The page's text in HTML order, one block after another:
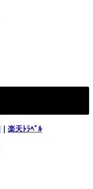
｜ 楽天ﾄﾗﾍﾞﾙ